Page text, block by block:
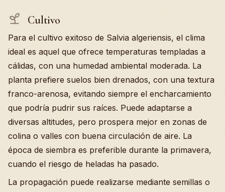
Cultivo
Para el cultivo exitoso de Salvia algeriensis, el clima
ideal es aquel que ofrece temperaturas templadas a
cálidas, con una humedad ambiental moderada. La
planta prefiere suelos bien drenados, con una textura
franco-arenosa, evitando siempre el encharcamiento
que podría pudrir sus raíces. Puede adaptarse a
diversas altitudes, pero prospera mejor en zonas de
colina o valles con buena circulación de aire. La
época de siembra es preferible durante la primavera,
cuando el riesgo de heladas ha pasado.
La propagación puede realizarse mediante semillas o